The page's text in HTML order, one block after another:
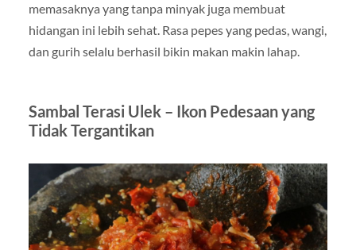
memasaknya yang tanpa minyak juga membuat
hidangan ini lebih sehat. Rasa pepes yang pedas, wangi,
dan gurih selalu berhasil bikin makan makin lahap.
Sambal Terasi Ulek – Ikon Pedesaan yang
Tidak Tergantikan